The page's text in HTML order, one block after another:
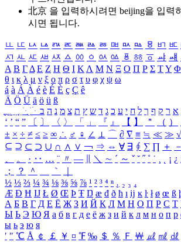
北京 을 입력하시려면 beijing을 입력
시면 됩니다.
ㅥ ㅦ ㅧ ㅨ ㅩ ㅪ ㅫ ㅬ ㅭ ㅮ ㅯ ㅰ ㅱ ㅲ ㅳ
ㅺ ㅻ ㅼ ㅽ ㅾ ㅿ ㆀ ㆁ ㆂ ㆃ ㆄ ㆅ ㆆ ㆇ ㆈ
Α Β ΓΔ Ε Ζ Η Θ Ι ΚΛ Μ Ν Ξ Ο Π Ρ Σ ΤΥ Φ
θ ι κ λ μ ν ξ ο π ρ σ τ υ φ χ ψ ω
á à Á À é è É È ç Ç ê
Ä Ö Ü ä ö ü ß
ִֶֹ ֻּ ׁׂ א ר ק ף ך ל ח י ע כ ג ד ש ץ ת צ מ נ ה ב
‘ ’ “ ” 〔 〕 〈 〉 「 」 『 』 【 】 ＂ （ ）
± × ÷ ≠ ≤ ≥ ∞ ∴ ♂ ♀ ∠ ⊥ ⌒ ∂ ∇ ≡ ≒ ≪ ≫ √
⊆ ⊇ ⊂ ⊃ ∪ ∩ ∧ ∨ ￢ ⇒ ⇔ ∀ ∃ ∮ ∑ ∏ ＋ －
、
。 · ‥ … ¨ 〃 ― ＼ ∼ ´ ～ ˇ ˘ ˝ ˚ ˙ ¸ ¡ ¿
；
？ ＾ ｀
½ ⅓ ⅔ ¼ ¾ ⅛ ⅜ ⅝ ⅞ ¹ ² ³ ⁴ ⁿ ₁ ₂ ₃ ₄
Æ Ð Ħ Ĳ Ł Ø Œ Þ Ŧ Ŋ æ đ ð ħ ı ĳ ĸ ŀ ł ø œ ß
А Б В Г Д Е Ё Ж З И Й К Л М Н О П Р С Т
Ы Ь Э Ю Я а б в г д е ё ж з и й к л м н о п р
ы ь э ю я
′ ″ ℃ Å ￠ ￡ ￥ ¤ ℉ ‰ ＄ ％ Ｆ ￦ ㎕ ㎖ ㎗